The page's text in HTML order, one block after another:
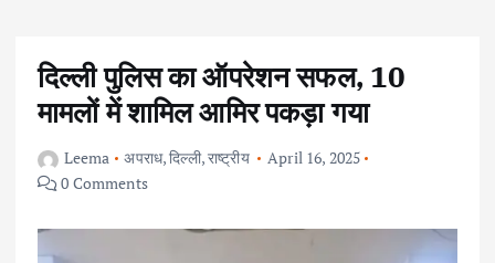
दिल्ली पुलिस का ऑपरेशन सफल, 10
मामलों में शामिल आमिर पकड़ा गया
Leema अपराध,दिल्ली,राष्ट्रीय
April 16, 2025
0 Comments